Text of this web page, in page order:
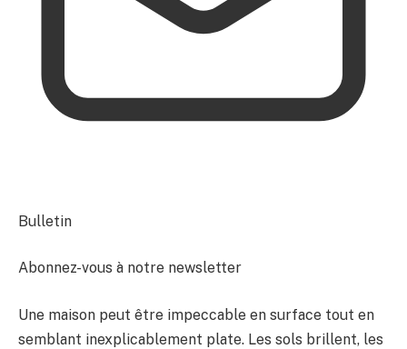
Bulletin
Abonnez-vous à notre newsletter
Une maison peut être impeccable en surface tout en
semblant inexplicablement plate. Les sols brillent, les